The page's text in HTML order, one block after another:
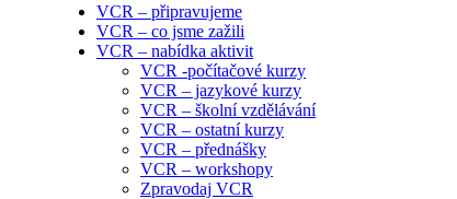
VCR – připravujeme
VCR – co jsme zažili
VCR – nabídka aktivit
VCR -počítačové kurzy
VCR – jazykové kurzy
VCR – školní vzdělávání
VCR – ostatní kurzy
VCR – přednášky
VCR – workshopy
Zpravodaj VCR